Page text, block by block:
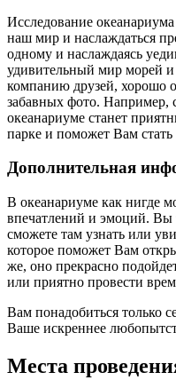
Исследование
наш мир и наслаждаться
одному и наслаждаясь
удивительный мир морей
компанию друзей, хорошо
забавных фото. Например,
океанариуме станет
парке и поможет Вам стать
Дополнительная
В океанариуме как нигде
впечатлений и эмоций. Вы
сможете там узнать или
которое поможет Вам
же, оно прекрасно
или приятно провести
Вам понадобиться только
Ваше искреннее
Места